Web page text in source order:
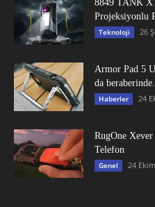
8849 TANK X
Projeksiyonlu
Teknoloji 26
Armor Pad 5
da
Haberler 24
RugOne
Telefon
Genel 24